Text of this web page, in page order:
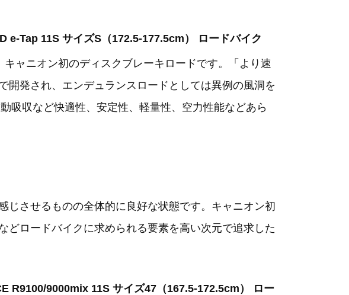
e-Tap 11S サイズS（172.5-177.5cm） ロードバイク
ャニオン初のディスクブレーキロードです。「より速
開発され、エンデュランスロードとしては異例の風洞を
吸収など快適性、安定性、軽量性、空力性能などあら
じさせるものの全体的に良好な状態です。キャニオン初
ロードバイクに求められる要素を高い次元で追求した
R9100/9000mix 11S サイズ47（167.5-172.5cm） ロー